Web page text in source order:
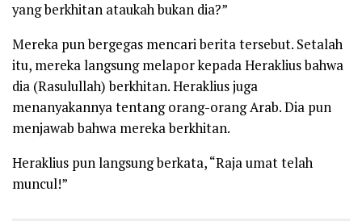
yang berkhitan ataukah bukan dia?”
Mereka pun bergegas mencari berita tersebut. Setalah
itu, mereka langsung melapor kepada Heraklius bahwa
dia (Rasulullah) berkhitan. Heraklius juga
menanyakannya tentang orang-orang Arab. Dia pun
menjawab bahwa mereka berkhitan.
Heraklius pun langsung berkata, “Raja umat telah
muncul!”